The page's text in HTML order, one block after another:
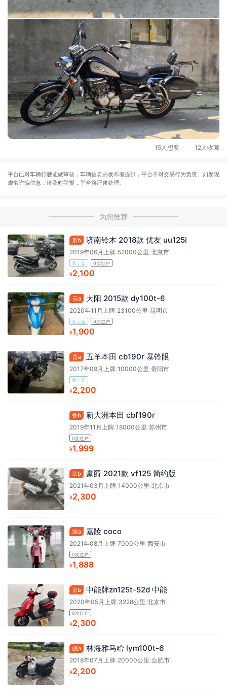
15人想要 . . 12人收藏
平台已对车辆行驶证做审核，车辆信息由发布者提供，平台不对交易行为负责。如发现
虚假诈骗信息，请及时举报，平台将严肃处理。
为您推荐
京b 济南铃木 2018款 优友 uu125i
2019年06月上牌/52000公里/北京市
新上架 0次过户
¥2,100
云a 大阳 2015款 dy100t-6
2020年11月上牌/23100公里/昆明市
新上架 0次过户
¥1,900
贵a 五羊本田 cb190r 暴锋眼
2017年09月上牌/10000公里/贵阳市
新上架
¥2,200
鲁b 新大洲本田 cbf190r
2019年11月上牌/18000公里/苏州市
0次过户
¥1,999
京b 豪爵 2021款 vf125 简约版
2021年03月上牌/14000公里/北京市
¥2,300
陕a 嘉陵 coco
2021年08月上牌/7000公里/西安市
0次过户
¥1,888
京b 中能牌zn125t-52d 中能
2020年05月上牌/3228公里/北京市
0次过户
¥2,300
皖a 林海雅马哈 lym100t-6
2018年07月上牌/20000公里 /合肥市
¥2,200